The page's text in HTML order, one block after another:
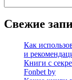
Свежие
Как
и
Книги с
Fonbet by